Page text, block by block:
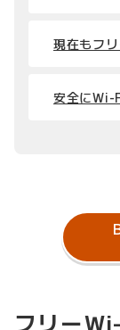
現在もフ
安全にWi-
フリー